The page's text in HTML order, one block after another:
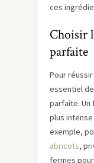
ces
Choisir
parfaite
Pour
essentiel
parfaite. Un
plus
exemple,
abricots,
fermes